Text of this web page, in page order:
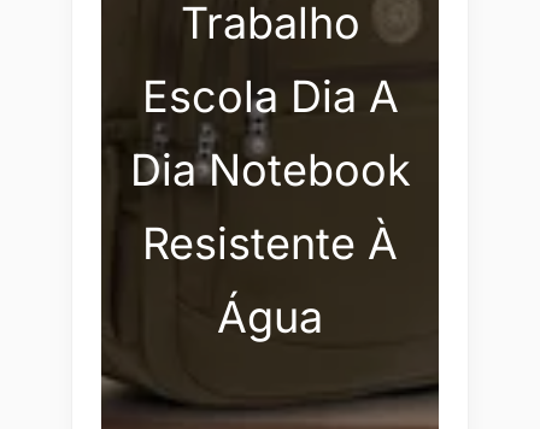
Trabalho
Escola Dia A
Dia Notebook
Resistente À
Água